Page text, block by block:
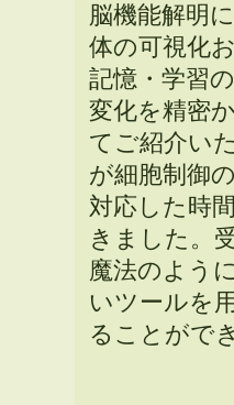
脳機能解明
体の可視化
記憶・学習
変化を精密
てご紹介い
が細胞制御
対応した時
きました。
魔法のよう
いツールを
ることがで